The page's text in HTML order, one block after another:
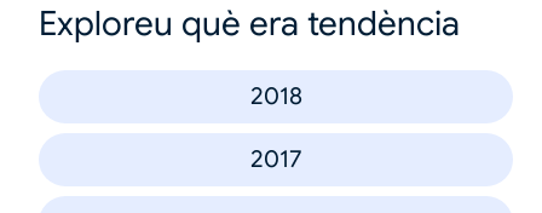
Exploreu què era tendència
2018
2017